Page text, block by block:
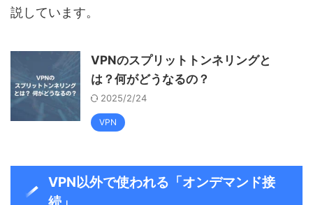
説しています。
VPNのスプリットトンネリングと
は？何がどうなるの？
2025/2/24
VPN
VPN以外で使われる「オンデマンド接